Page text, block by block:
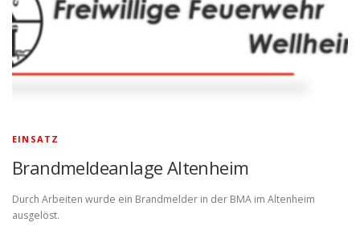
EINSATZ
Brandmeldeanlage Altenheim
Durch Arbeiten wurde ein Brandmelder in der BMA im Altenheim
ausgelöst.